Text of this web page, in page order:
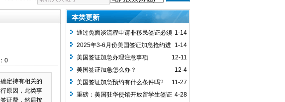
0
定持有相关的
原因，此类事
证费，然后按
本类更新
1-14
通过免面谈流程申请非移民签证必须
先预约
1-14
2025年3-6月份美国签证加急抢约进
行中
12-11
美国签证加急办理注意事项
12-4
美国签证加急怎么办？
11-27
​美国签证加急预约有什么条件吗?
4-28
重磅：美国驻华使馆开放留学生签证